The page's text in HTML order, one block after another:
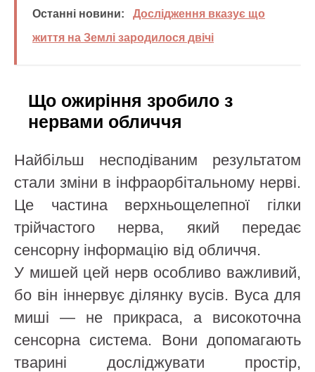
Останні новини:
Дослідження вказує що
життя на Землі зародилося двічі
Що ожиріння зробило з
нервами обличчя
Найбільш несподіваним результатом
стали зміни в інфраорбітальному нерві.
Це частина верхньощелепної гілки
трійчастого нерва, який передає
сенсорну інформацію від обличчя.
У мишей цей нерв особливо важливий,
бо він іннервує ділянку вусів. Вуса для
миші — не прикраса, а високоточна
сенсорна система. Вони допомагають
тварині досліджувати простір,